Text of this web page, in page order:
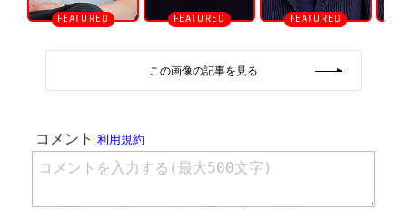
この画像の記事を見る